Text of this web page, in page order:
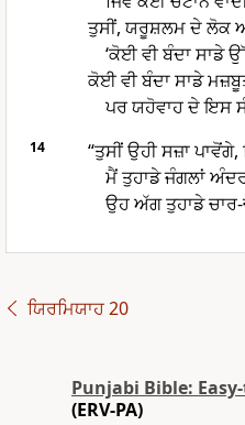
ਤੁਸੀਂ, ਯਰੂਸ਼ਲਮ ਦੇ ਲੋਕ
‘ਕੋਈ ਵੀ ਬੰਦਾ ਸਾਡੇ
ਕੋਈ ਵੀ ਬੰਦਾ ਸਾਡੇ
ਪਰ ਯਹੋਵਾਹ ਦੇ ਇਸ
14
“ਤੁਸੀਂ ਉਹੀ ਸਜ਼ਾ
ਮੈਂ ਤੁਹਾਡੇ ਜੰਗਲਾਂ
ਉਹ ਅੱਗ ਤੁਹਾਡੇ
ਯਿਰਮਿਯਾਹ 20
Punjabi Bible:
(ERV-PA)